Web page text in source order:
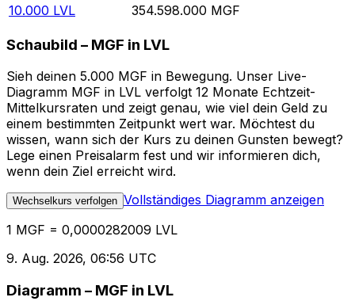
10.000 LVL 354.598.000 MGF
Schaubild – MGF in LVL
Sieh deinen 5.000 MGF in Bewegung. Unser Live-
Diagramm MGF in LVL verfolgt 12 Monate Echtzeit-
Mittelkursraten und zeigt genau, wie viel dein Geld zu
einem bestimmten Zeitpunkt wert war. Möchtest du
wissen, wann sich der Kurs zu deinen Gunsten bewegt?
Lege einen Preisalarm fest und wir informieren dich,
wenn dein Ziel erreicht wird.
Wechselkurs verfolgen Vollständiges Diagramm anzeigen
1 MGF = 0,0000282009 LVL
9. Aug. 2026, 06:56 UTC
Diagramm – MGF in LVL